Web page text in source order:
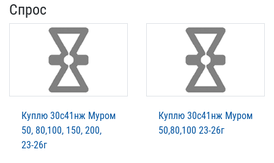
Спрос
Куплю 30с41нж Муром
50, 80,100, 150, 200,
23-26г
Куплю 30с41нж Муром
50,80,100 23-26г